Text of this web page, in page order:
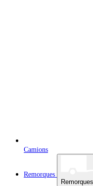
Camions
Remorques
Remorques